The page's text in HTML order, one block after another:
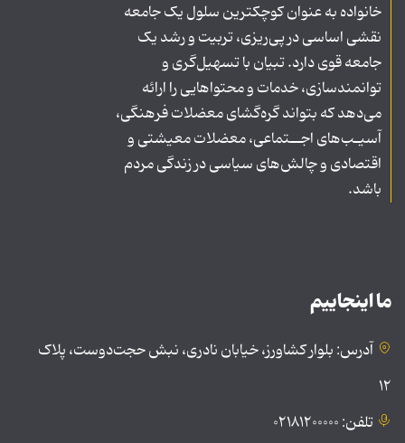
خانواده به عنوان کوچکترین سلول یک جامعه
نقشی اساسی در پی‌ریزی، تربیت و رشد یک
جامعه قوی دارد. تبیان با تسهیل‌گری و
توانمندسازی، خدمات و محتواهایی را ارائه
می‌دهد که بتواند گره‌گشای معضلات فرهنگی،
آسیـب‌های اجــتماعی، معضلات معیشتی و
اقتصادی و چالش‌های سیاسی در زندگی مردم
باشد.
ما اینجاییم
آدرس: بلوار کشاورز، خیابان نادری، نبش حجت‌دوست، پلاک
۱۲
تلفن: ۰۲۱۸۱۲۰۰۰۰۰